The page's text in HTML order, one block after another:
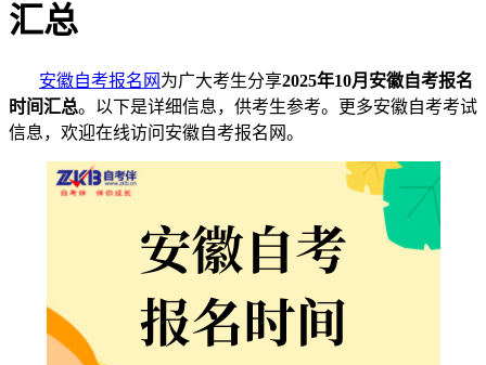
汇总
安徽自考报名网 为广大考生分享2025年10月安徽自考报名
时间汇总。以下是详细信息，供考生参考。更多安徽自考考试
信息，欢迎在线访问安徽自考报名网。